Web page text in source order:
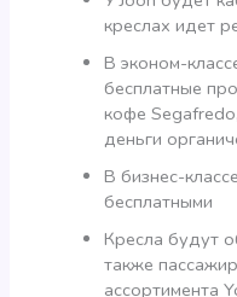
креслах идет
В эконом-
бесплатные
кофе
деньги
В бизнес-
бесплатными
Кресла будут
также
ассортимента